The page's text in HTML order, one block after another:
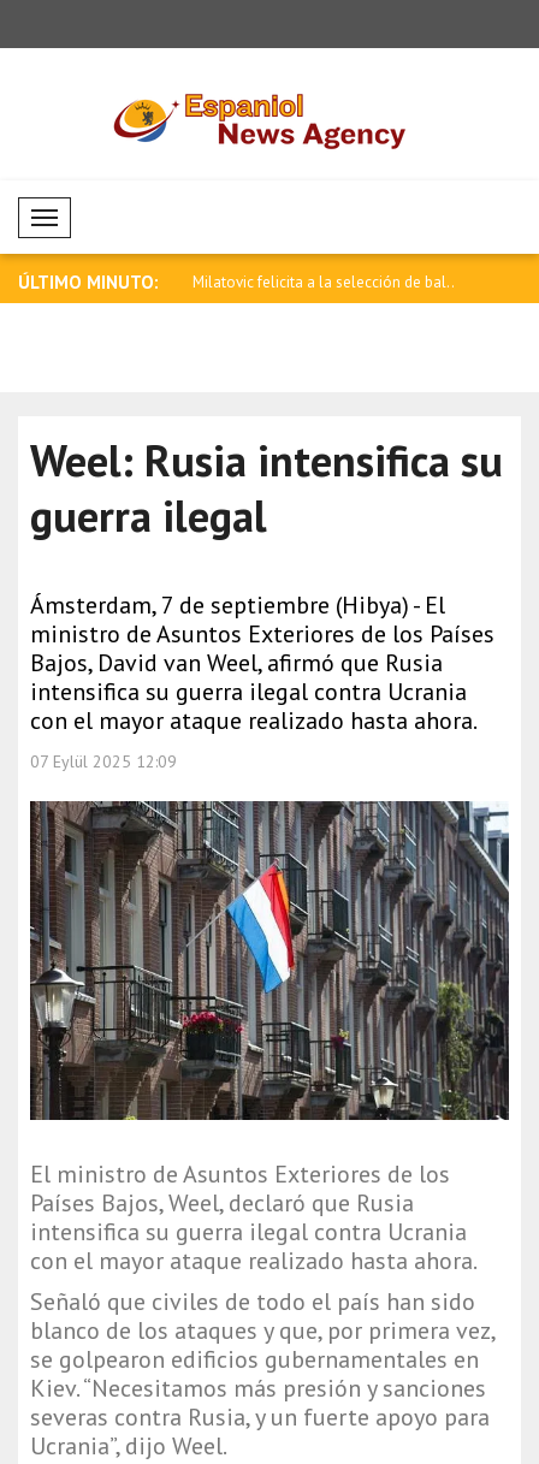
Mobil Menü
ÚLTIMO MINUTO:
a la selección de bal.. Lula: El 16 de agosto reafirmaremos
Weel: Rusia intensifica su
guerra ilegal
Ámsterdam, 7 de septiembre (Hibya) - El
ministro de Asuntos Exteriores de los Países
Bajos, David van Weel, afirmó que Rusia
intensifica su guerra ilegal contra Ucrania
con el mayor ataque realizado hasta ahora.
07 Eylül 2025 12:09
El ministro de Asuntos Exteriores de los
Países Bajos, Weel, declaró que Rusia
intensifica su guerra ilegal contra Ucrania
con el mayor ataque realizado hasta ahora.
Señaló que civiles de todo el país han sido
blanco de los ataques y que, por primera vez,
se golpearon edificios gubernamentales en
Kiev. “Necesitamos más presión y sanciones
severas contra Rusia, y un fuerte apoyo para
Ucrania”, dijo Weel.